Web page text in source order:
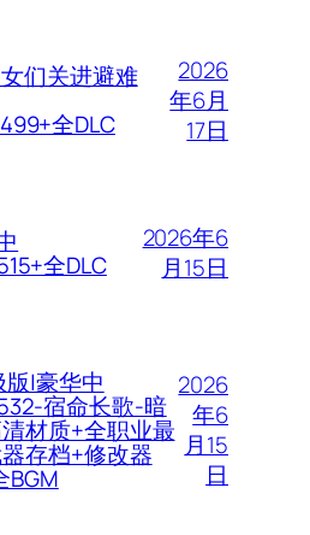
们关进避难
全DLC
2026
年6月
17日
全DLC
2026年6
月15日
|豪华中
宿命长歌-暗
材质+全职业最
存档+修改器
BGM
2026
年6
月15
日